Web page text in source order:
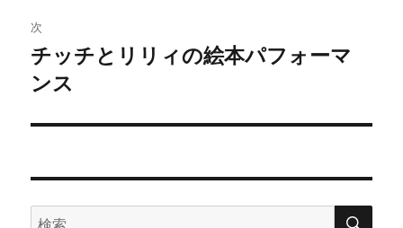
ビ
ゲ
ー
シ
ン
投
稿:
次
次
の
稿:
チッチとリリィの絵本パフォーマ
ンス
検
検